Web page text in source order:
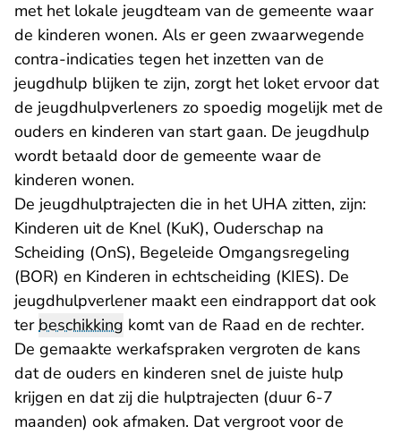
met het lokale jeugdteam van de gemeente waar
de kinderen wonen. Als er geen zwaarwegende
contra-indicaties tegen het inzetten van de
jeugdhulp blijken te zijn, zorgt het loket ervoor dat
de jeugdhulpverleners zo spoedig mogelijk met de
ouders en kinderen van start gaan. De jeugdhulp
wordt betaald door de gemeente waar de
kinderen wonen.
De jeugdhulptrajecten die in het UHA zitten, zijn:
Kinderen uit de Knel (KuK), Ouderschap na
Scheiding (OnS), Begeleide Omgangsregeling
(BOR) en Kinderen in echtscheiding (KIES). De
jeugdhulpverlener maakt een eindrapport dat ook
terbeschikking komt van de Raad en de rechter.
De gemaakte werkafspraken vergroten de kans
dat de ouders en kinderen snel de juiste hulp
krijgen en dat zij die hulptrajecten (duur 6-7
maanden) ook afmaken. Dat vergroot voor de